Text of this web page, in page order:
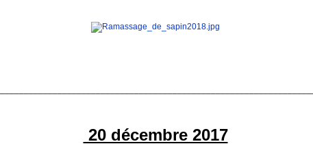
20 décembre 2017